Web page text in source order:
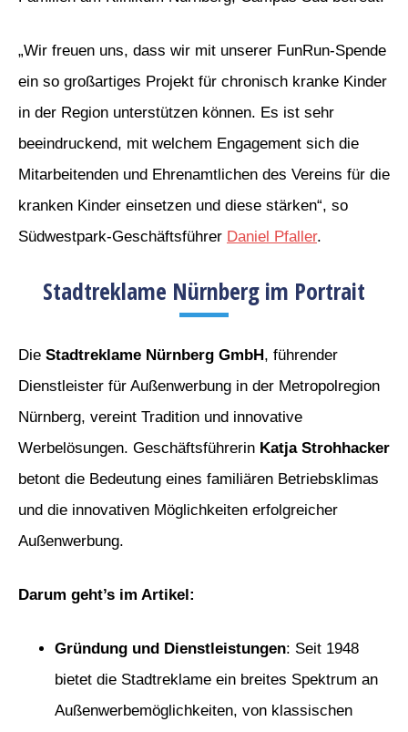
„Wir freuen uns, dass wir mit unserer FunRun-Spende
ein so großartiges Projekt für chronisch kranke Kinder
in der Region unterstützen können. Es ist sehr
beeindruckend, mit welchem Engagement sich die
Mitarbeitenden und Ehrenamtlichen des Vereins für die
kranken Kinder einsetzen und diese stärken“, so
Südwestpark-Geschäftsführer Daniel Pfaller.
Stadtreklame Nürnberg im Portrait
Die Stadtreklame Nürnberg GmbH , führender
Dienstleister für Außenwerbung in der Metropolregion
Nürnberg, vereint Tradition und innovative
Werbelösungen. Geschäftsführerin Katja Strohhacker
betont die Bedeutung eines familiären Betriebsklimas
und die innovativen Möglichkeiten erfolgreicher
Außenwerbung.
Darum geht’s im Artikel:
Gründung und Dienstleistungen: Seit 1948
bietet die Stadtreklame ein breites Spektrum an
Außenwerbemöglichkeiten, von klassischen